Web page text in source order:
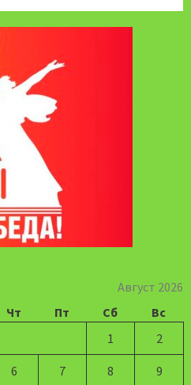
Август 2026
Чт Пт Сб
Вс
1
2
6 7 8 9